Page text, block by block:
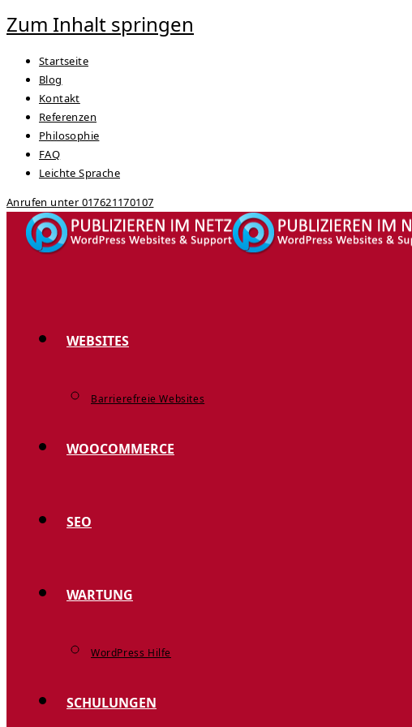
Zum Inhalt springen
Startseite
Blog
Kontakt
Referenzen
Philosophie
FAQ
Leichte Sprache
Anrufen unter 017621170107
WEBSITES
Barrierefreie Websites
WOOCOMMERCE
SEO
WARTUNG
WordPress Hilfe
SCHULUNGEN